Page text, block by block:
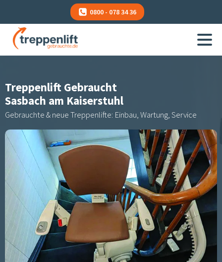
0800 - 078 34 36
Treppenlift Gebraucht
Sasbach am Kaiserstuhl
Gebrauchte & neue Treppenlifte: Einbau, Wartung, Service